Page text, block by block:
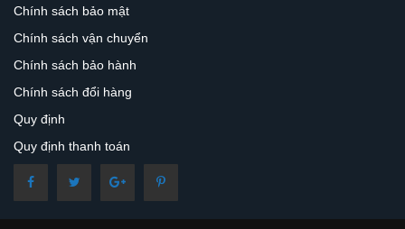
Chính sách bảo mật
Chính sách vận chuyển
Chính sách bảo hành
Chính sách đổi hàng
Quy định
Quy định thanh toán